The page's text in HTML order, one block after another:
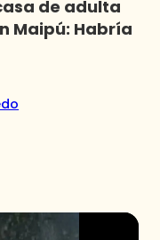
de adulta
Maipú: Habría